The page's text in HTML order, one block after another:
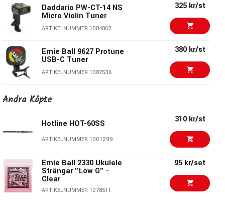
Daddario PW-CT-14 NS
Micro Violin Tuner
ARTIKELNUMMER 1084862
325 kr/st
Ernie Ball 9627 Protune
USB-C Tuner
ARTIKELNUMMER 1087536
380 kr/st
KORG HT-B1 Headtune
- Stämapparat clip-on
ARTIKELNUMMER 1038172
Daddario PW-CT-15 Ns
ARTIKELNUMMER 1085852
280 kr/st
KORG GA-2 -
Stämapparat till gitarr
160 kr/st
Andra Köpte
Hotline HOT-60SS
ARTIKELNUMMER 1001299
310 kr/st
Ernie Ball 2330 Ukulele
Strängar "Low G" -
Clear
ARTIKELNUMMER 1078511
95 kr/set